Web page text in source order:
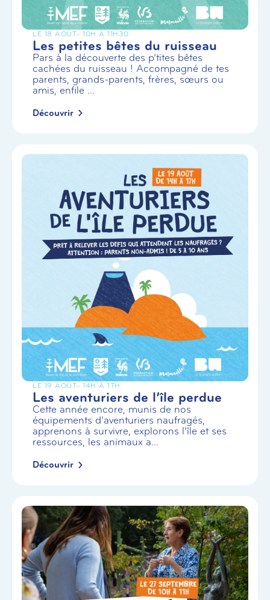
LE 18 AOÛT- 10H À 11H30
Les petites bêtes du ruisseau
Pars à la découverte des p’tites bêtes
cachées du ruisseau ! Accompagné de tes
parents, grands-parents, frères, sœurs ou
amis, enfile ...
Découvrir
LE 19 AOÛT- 14H À 17H
Les aventuriers de l’île perdue
Cette année encore, munis de nos
équipements d’aventuriers naufragés,
apprenons à survivre, explorons l’île et ses
ressources, les animaux a...
Découvrir